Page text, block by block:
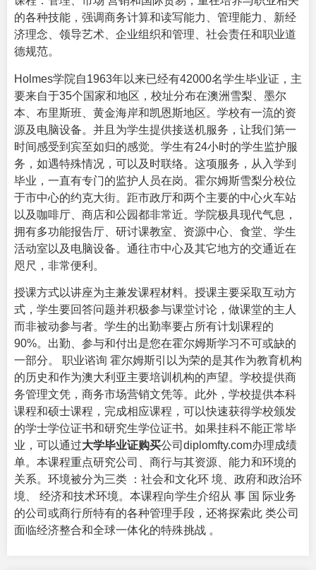
的各种技能，强调商务计算和读写能力、管理能力、新经
济理念、领导艺术、企业组织和管理、社会责任和职业道
德规范。
Holmes学院自1963年以来已经有42000名学生毕业证，主
要来自于35个国家和地区，校址分布在澳洲雪梨、墨尔
本、布里斯班、黄金海岸和凯恩斯地区。学校有一流的资
源及电脑设备。并且为学生提供接送机服务，让我们第一
时间感受到宾至如归的感觉。学生有24小时的学生监护服
务，如遇特殊情况，可以及时联络。这项服务，从入学到
毕业，一直有专门的监护人员在岗。霍尔姆斯雪梨分校位
于市中心的约克大街。距市政厅和两个主要的中心火车站
以及咖啡厅、商店和公园都非常近。学院极具现代气息，
拥有多功能报告厅、研讨课教室、资源中心、食堂、学生
活动室以及电脑设备。通往市中心及其它地方的交通近在
咫尺，非常便利。
授课方式以讲座为主兼发课程材料。授课主要采取互动方
式，学生要回答问题并积极参与课堂讨论，做课堂的主人
而非被动参与者。学生的出勤率要占所有计划课程的
90%。出勤、参与和付出是您在霍尔姆斯学习不可或缺的
一部分。 职业谘询 霍尔姆斯引以为荣的是其作为教育机构
的历史和作为澳大利亚主要培训机构的声望。学校提供商
务管理文凭，商务市场营销文凭等。此外，学校提供本科
课程和硕士课程，完成相应课程，可以快速获得学校颁发
的学士学位证书和研究生学位证书。如果挂科不能正常毕
业，可以通过大学毕业证购买公司diplomfty.com办理成绩
单。本课程重点研究公司、商行与其资源、能力和环境的
关系。环境被分为三类 ：社会和文化环 境、政府和政治环
境、 经济和技术环境。本课程向学生介绍从 事 国 际业务
的公司或商行所特有的各种管理手段，还将探索此 类公司
面临经济整合和全球一体化的特殊挑战 。